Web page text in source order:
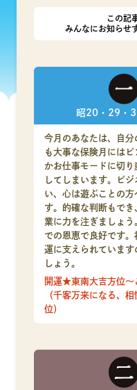
この記
みんなにお知らせ
昭20・29・
今月のあなたは、自
も大事な保険月には
かお仕事モードに切
してしまいます。ビ
い、心は遊ぶことの
す。的確な判断もで
業に力を注ぎましょう
での恩恵で良好です
運に支えられています
しょう。
開運★東南大吉方位～
（千客万来になる、
位）